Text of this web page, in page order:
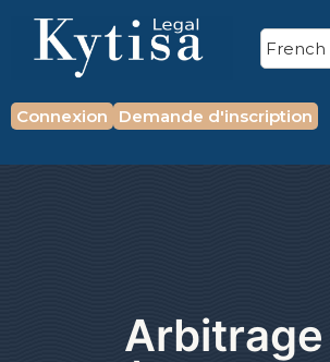
Connexion Demande d'inscription
Arbitrage